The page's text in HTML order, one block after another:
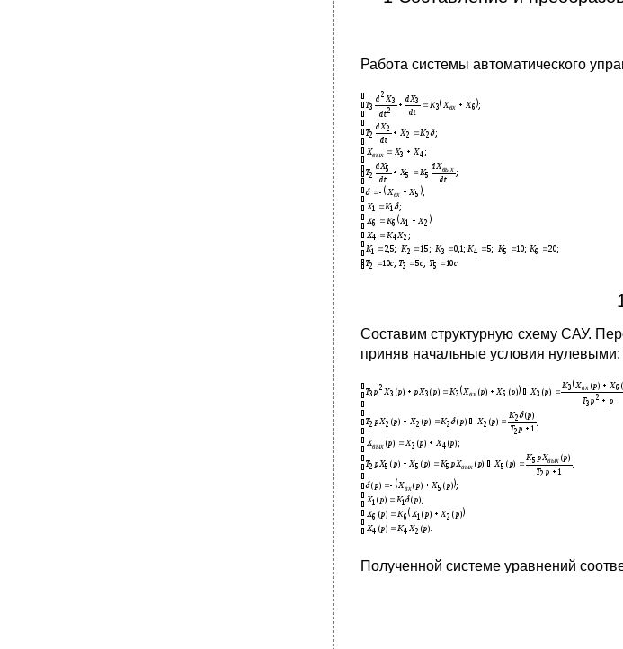
Работа системы автоматического
Составим структурную схему САУ.
приняв начальные условия нулевыми:
Полученной системе уравнений